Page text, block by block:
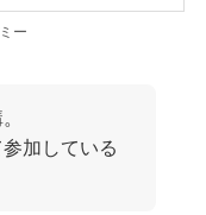
ー
加している